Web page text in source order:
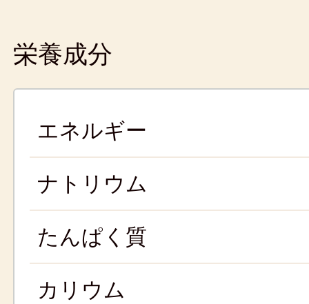
栄養成分
エネルギー
ナトリウム
たんぱく質
カリウム